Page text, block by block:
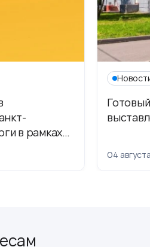
в рамках
04